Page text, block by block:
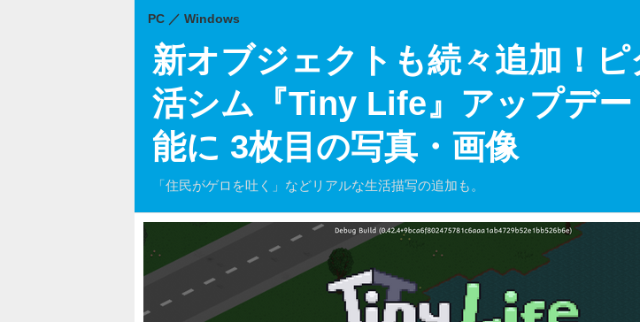
新オブジェクトも続々追加！
活シム『Tiny Life』アップデ
能に 3枚目の写真・画像
「住民がゲロを吐く」などリアルな生活描写の追加も。
PC Windows